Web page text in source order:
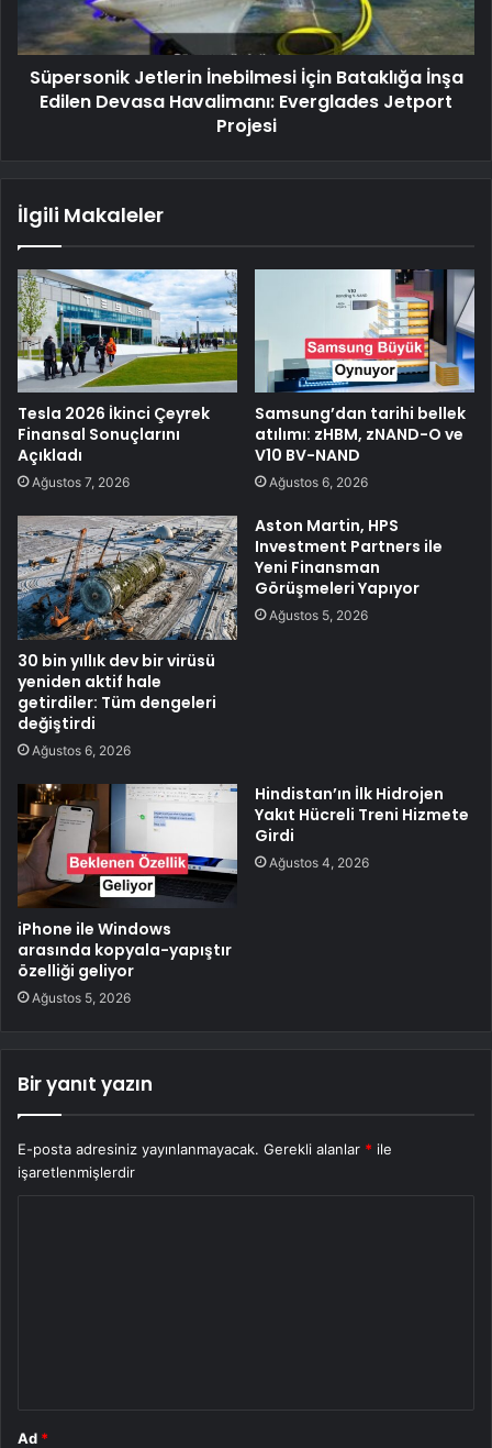
Süpersonik Jetlerin İnebilmesi İçin Bataklığa İnşa
Edilen Devasa Havalimanı: Everglades Jetport
Projesi
İlgili Makaleler
Tesla 2026 İkinci Çeyrek
Finansal Sonuçlarını
Açıkladı
Ağustos 7, 2026
Samsung’dan tarihi bellek
atılımı: zHBM, zNAND-O ve
V10 BV-NAND
Ağustos 6, 2026
30 bin yıllık dev bir virüsü
yeniden aktif hale
getirdiler: Tüm dengeleri
değiştirdi
Ağustos 6, 2026
Aston Martin, HPS
Investment Partners ile
Yeni Finansman
Görüşmeleri Yapıyor
Ağustos 5, 2026
iPhone ile Windows
arasında kopyala-yapıştır
özelliği geliyor
Ağustos 5, 2026
Hindistan’ın İlk Hidrojen
Yakıt Hücreli Treni Hizmete
Girdi
Ağustos 4, 2026
Bir yanıt yazın
E-posta adresiniz yayınlanmayacak. Gerekli alanlar * ile
işaretlenmişlerdir
Ad *